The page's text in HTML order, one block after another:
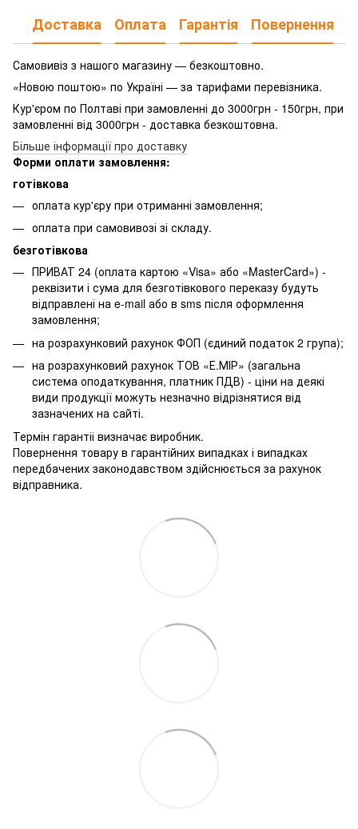
Доставка Оплата Гарантія Повернення
Самовивіз з нашого магазину — безкоштовно.
«Новою поштою» по Україні — за тарифами перевізника.
Кур'єром по Полтаві при замовленні до 3000грн - 150грн, при
замовленні від 3000грн - доставка безкоштовна.
Більше інформації про доставку
Форми оплати замовлення:
готівкова
оплата кур'єру при отриманні замовлення;
оплата при самовивозі зі складу.
безготівкова
ПРИВАТ 24 (оплата картою «Visa» або «MasterCard») -
реквізити і сума для безготівкового переказу будуть
відправлені на e-mail або в sms після оформлення
замовлення;
на розрахунковий рахунок ФОП (єдиний податок 2 група);
на розрахунковий рахунок ТОВ «Е.МІР» (загальна
система оподаткування, платник ПДВ) - ціни на деякі
види продукції можуть незначно відрізнятися від
зазначених на сайті.
Термін гарантіі визначає виробник.
Повернення товару в гарантійних випадках і випадках
передбачених законодавством здійснюється за рахунок
відправника.